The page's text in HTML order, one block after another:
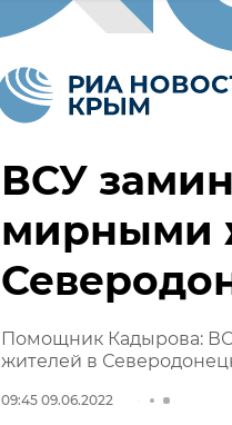
ВСУ
мирными
Помощник Кадырова:
жителей в
09:45 09.06.2022